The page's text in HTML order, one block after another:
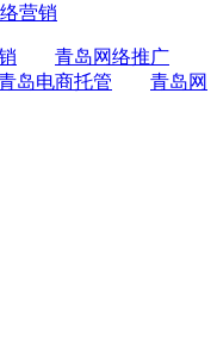
营销
青岛网络推广
岛电商托管
青岛网